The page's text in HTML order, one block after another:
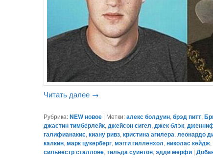
Читать далее →
Рубрика: NEW новое | Метки: алекс болдуин,брэд питт,
джастин тимберлейк,джейсон сигел,джек блэк,
галифианакис,киану ривз,кристина агилера,леонардо
калкин,марк цукерберг,мэгги гилленхол,николас кейдж,
сильвестр сталлоне,тильда суинтон,эдди мерфи |